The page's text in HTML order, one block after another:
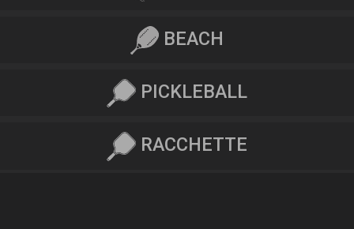
BEACH
PICKLEBALL
RACCHETTE